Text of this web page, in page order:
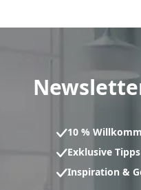
10 %
Exklusive
Inspiration &